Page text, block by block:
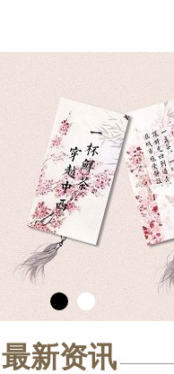
最新资讯